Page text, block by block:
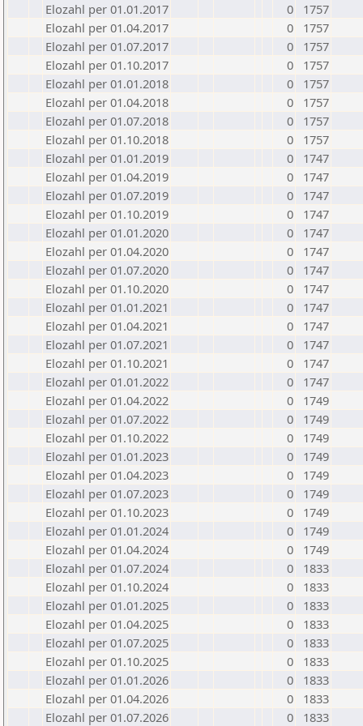
Elozahl per 01.01.2017 0
1757
Elozahl per 01.04.2017
0
1757
Elozahl per 01.07.2017
0
1757
Elozahl per 01.10.2017
0
1757
Elozahl per 01.01.2018
0
1757
Elozahl per 01.04.2018
0
1757
Elozahl per 01.07.2018
0
1757
Elozahl per 01.10.2018
0
1757
Elozahl per 01.01.2019
0
1747
Elozahl per 01.04.2019
0
1747
Elozahl per 01.07.2019
0
1747
Elozahl per 01.10.2019
0
1747
Elozahl per 01.01.2020
0
1747
Elozahl per 01.04.2020
0
1747
Elozahl per 01.07.2020
0
1747
Elozahl per 01.10.2020
0
1747
Elozahl per 01.01.2021
0
1747
Elozahl per 01.04.2021
0
1747
Elozahl per 01.07.2021
0
1747
Elozahl per 01.10.2021
0
1747
Elozahl per 01.01.2022
0
1747
Elozahl per 01.04.2022
0
1749
Elozahl per 01.07.2022
0
1749
Elozahl per 01.10.2022
0
1749
Elozahl per 01.01.2023
0
1749
Elozahl per 01.04.2023
0
1749
Elozahl per 01.07.2023
0
1749
Elozahl per 01.10.2023
0
1749
Elozahl per 01.01.2024
0
1749
Elozahl per 01.04.2024
0
1749
Elozahl per 01.07.2024
0
1833
Elozahl per 01.10.2024
0
1833
Elozahl per 01.01.2025
0
1833
Elozahl per 01.04.2025
0
1833
Elozahl per 01.07.2025
0
1833
Elozahl per 01.10.2025
0
1833
Elozahl per 01.01.2026
0
1833
Elozahl per 01.04.2026
0
1833
Elozahl per 01.07.2026
0 1833